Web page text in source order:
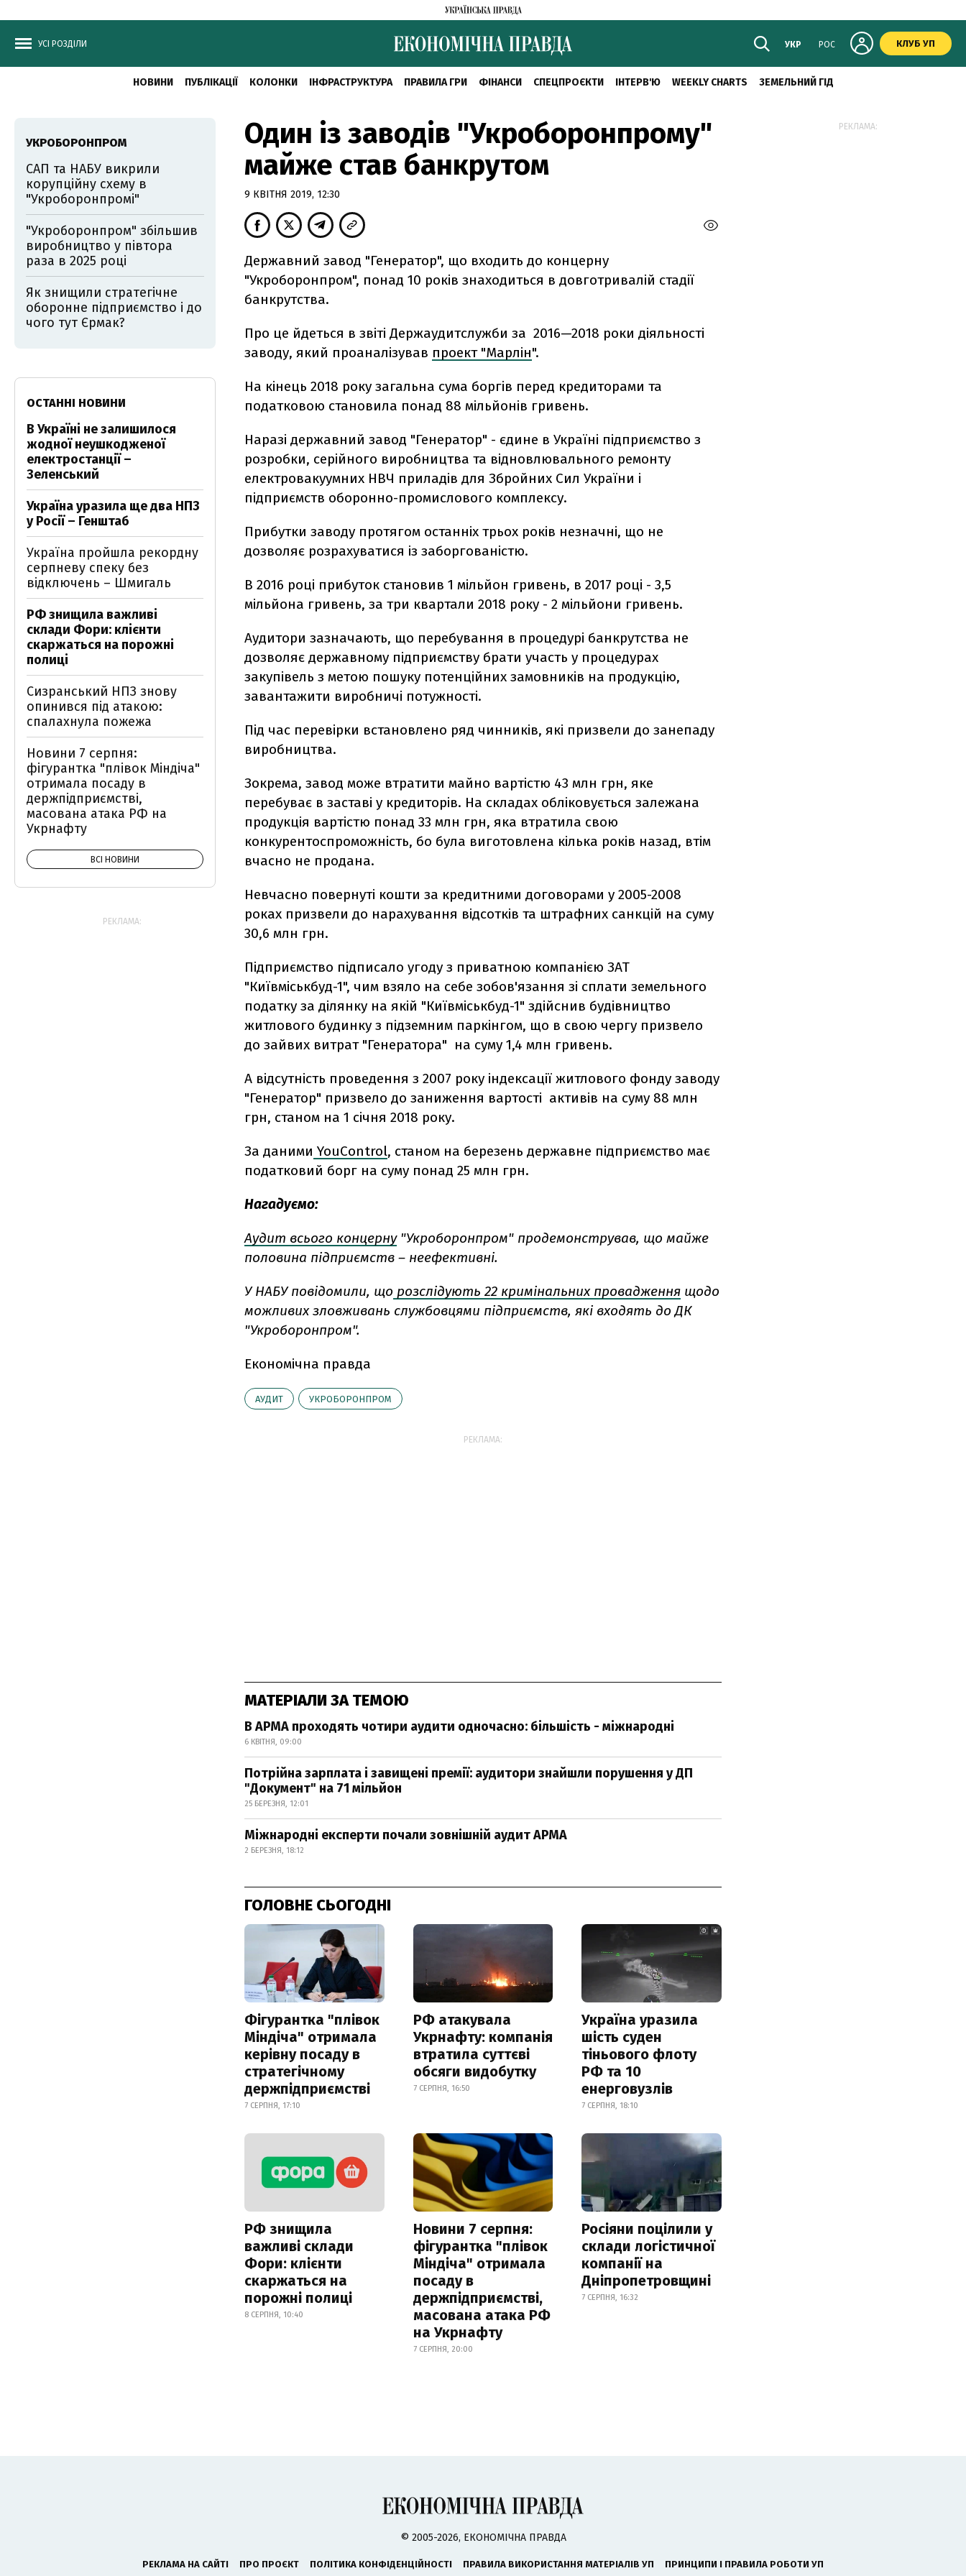
УСІ РОЗДІЛИ УКР РОС КЛУБ УП
НОВИНИ ПУБЛІКАЦІЇ КОЛОНКИ ІНФРАСТРУКТУРА ПРАВИЛА ГРИ ФІНАНСИ СПЕЦПРОЄКТИ ІНТЕРВ'Ю WEEKLY CHARTS ЗЕМЕЛЬНИЙ ГІД
Один із заводів "Укроборонпрому"
майже став банкрутом
9 КВІТНЯ 2019, 12:30
Державний завод "Генератор", що входить до концерну
"Укроборонпром", понад 10 років знаходиться в довготривалій стадії
банкрутства.
Про це йдеться в звіті Держаудитслужби за 2016—2018 роки діяльності
заводу, який проаналізував проект "Марлін".
На кінець 2018 року загальна сума боргів перед кредиторами та
податковою становила понад 88 мільйонів гривень.
Наразі державний завод "Генератор" - єдине в Україні підприємство з
розробки, серійного виробництва та відновлювального ремонту
електровакуумних НВЧ приладів для Збройних Сил України і
підприємств оборонно-промислового комплексу.
Прибутки заводу протягом останніх трьох років незначні, що не
дозволяє розрахуватися із заборгованістю.
В 2016 році прибуток становив 1 мільйон гривень, в 2017 році - 3,5
мільйона гривень, за три квартали 2018 року - 2 мільйони гривень.
Аудитори зазначають, що перебування в процедурі банкрутства не
дозволяє державному підприємству брати участь у процедурах
закупівель з метою пошуку потенційних замовників на продукцію,
завантажити виробничі потужності.
Під час перевірки встановлено ряд чинників, які призвели до занепаду
виробництва.
Зокрема, завод може втратити майно вартістю 43 млн грн, яке
перебуває в заставі у кредиторів. На складах обліковується залежана
продукція вартістю понад 33 млн грн, яка втратила свою
конкурентоспроможність, бо була виготовлена кілька років назад, втім
вчасно не продана.
Невчасно повернуті кошти за кредитними договорами у 2005-2008
роках призвели до нарахування відсотків та штрафних санкцій на суму
30,6 млн грн.
Підприємство підписало угоду з приватною компанією ЗАТ
"Київміськбуд-1", чим взяло на себе зобов'язання зі сплати земельного
податку за ділянку на якій "Київміськбуд-1" здійснив будівництво
житлового будинку з підземним паркінгом, що в свою чергу призвело
до зайвих витрат "Генератора" на суму 1,4 млн гривень.
А відсутність проведення з 2007 року індексації житлового фонду заводу
"Генератор" призвело до заниження вартості активів на суму 88 млн
грн, станом на 1 січня 2018 року.
За даними YouControl, станом на березень державне підприємство має
податковий борг на суму понад 25 млн грн.
Нагадуємо:
Аудит всього концерну"Укроборонпром" продемонстрував, що майже
половина підприємств – неефективні.
У НАБУ повідомили, що розслідують 22 кримінальних провадження щодо
можливих зловживань службовцями підприємств, які входять до ДК
"Укроборонпром".
Економічна правда
АУДИТ УКРОБОРОНПРОМ
РЕКЛАМА:
МАТЕРІАЛИ ЗА ТЕМОЮ
В АРМА проходять чотири аудити одночасно: більшість - міжнародні
6 КВІТНЯ, 09:00
Потрійна зарплата і завищені премії: аудитори знайшли порушення у ДП
"Документ" на 71 мільйон
25 БЕРЕЗНЯ, 12:01
Міжнародні експерти почали зовнішній аудит АРМА
2 БЕРЕЗНЯ, 18:12
ГОЛОВНЕ СЬОГОДНІ
Фігурантка "плівок
Міндіча" отримала
керівну посаду в
стратегічному
держпідприємстві
7 СЕРПНЯ, 17:10
РФ атакувала
Укрнафту: компанія
втратила суттєві
обсяги видобутку
7 СЕРПНЯ, 16:50
Україна уразила
шість суден
тіньового флоту
РФ та 10
енерговузлів
7 СЕРПНЯ, 18:10
РФ знищила
важливі склади
Фори: клієнти
скаржаться на
порожні полиці
8 СЕРПНЯ, 10:40
Новини 7 серпня:
фігурантка "плівок
Міндіча" отримала
посаду в
держпідприємстві,
масована атака РФ
на Укрнафту
7 СЕРПНЯ, 20:00
Росіяни поцілили у
склади логістичної
компанії на
Дніпропетровщині
7 СЕРПНЯ, 16:32
УКРОБОРОНПРОМ
САП та НАБУ викрили
корупційну схему в
"Укроборонпромі"
"Укроборонпром" збільшив
виробництво у півтора
раза в 2025 році
Як знищили стратегічне
оборонне підприємство і до
чого тут Єрмак?
ОСТАННІ НОВИНИ
В Україні не залишилося
жодної неушкодженої
електростанції –
Зеленський
Україна уразила ще два НПЗ
у Росії – Генштаб
Україна пройшла рекордну
серпневу спеку без
відключень – Шмигаль
РФ знищила важливі
склади Фори: клієнти
скаржаться на порожні
полиці
Сизранський НПЗ знову
опинився під атакою:
спалахнула пожежа
Новини 7 серпня:
фігурантка "плівок Міндіча"
отримала посаду в
держпідприємстві,
масована атака РФ на
Укрнафту
ВСІ НОВИНИ
РЕКЛАМА:
РЕКЛАМА:
© 2005-2026, ЕКОНОМІЧНА ПРАВДА
РЕКЛАМА НА САЙТІ ПРО ПРОЄКТ ПОЛІТИКА КОНФІДЕНЦІЙНОСТІ ПРАВИЛА ВИКОРИСТАННЯ МАТЕРІАЛІВ УП ПРИНЦИПИ І ПРАВИЛА РОБОТИ УП